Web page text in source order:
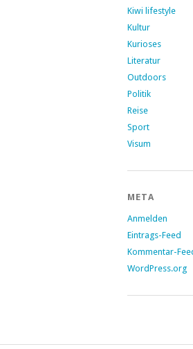
Kiwi lifestyle
Kultur
Kurioses
Literatur
Outdoors
Politik
Reise
Sport
Visum
META
Anmelden
Eintrags-Feed
Kommentar-
WordPress.org